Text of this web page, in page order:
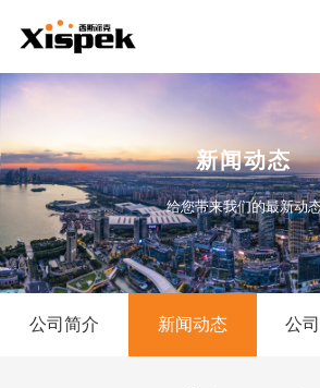
新闻动态
给您带来我们的最新动
公司简介 新闻动态 公